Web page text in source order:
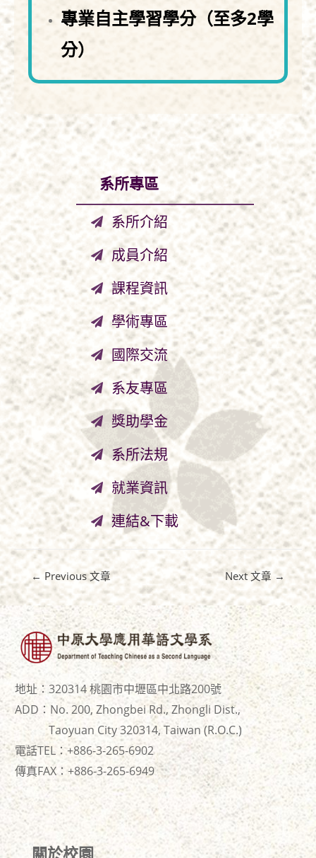
專業自主學習學分（至多2學
分）
系所專區
系所介紹
成員介紹
課程資訊
學術專區
國際交流
系友專區
獎助學金
系所法規
就業資訊
連結&下載
← Previous 文章 Next 文章→
地址：320314 桃園市中壢區中北路200號
ADD：No. 200, Zhongbei Rd., Zhongli Dist.,
Taoyuan City 320314, Taiwan (R.O.C.)
電話TEL：+886-3-265-6902
傳真FAX：+886-3-265-6949
關於校園